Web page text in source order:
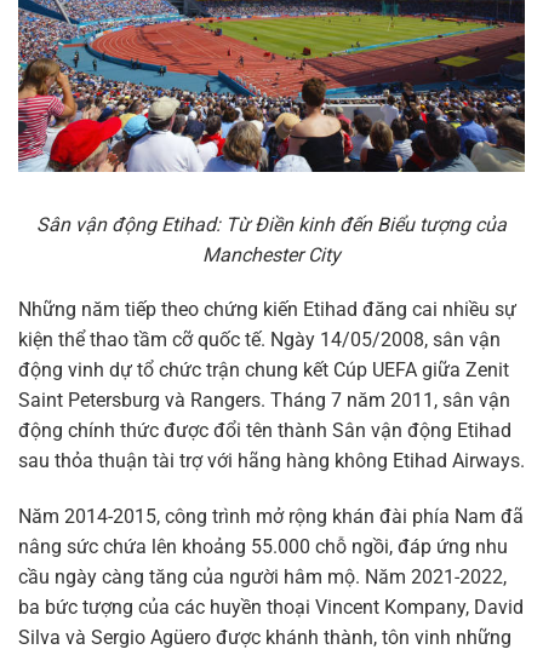
Sân vận động Etihad: Từ Điền kinh đến Biểu tượng của
Manchester City
Những năm tiếp theo chứng kiến Etihad đăng cai nhiều sự
kiện thể thao tầm cỡ quốc tế. Ngày 14/05/2008, sân vận
động vinh dự tổ chức trận chung kết Cúp UEFA giữa Zenit
Saint Petersburg và Rangers. Tháng 7 năm 2011, sân vận
động chính thức được đổi tên thành Sân vận động Etihad
sau thỏa thuận tài trợ với hãng hàng không Etihad Airways.
Năm 2014-2015, công trình mở rộng khán đài phía Nam đã
nâng sức chứa lên khoảng 55.000 chỗ ngồi, đáp ứng nhu
cầu ngày càng tăng của người hâm mộ. Năm 2021-2022,
ba bức tượng của các huyền thoại Vincent Kompany, David
Silva và Sergio Agüero được khánh thành, tôn vinh những